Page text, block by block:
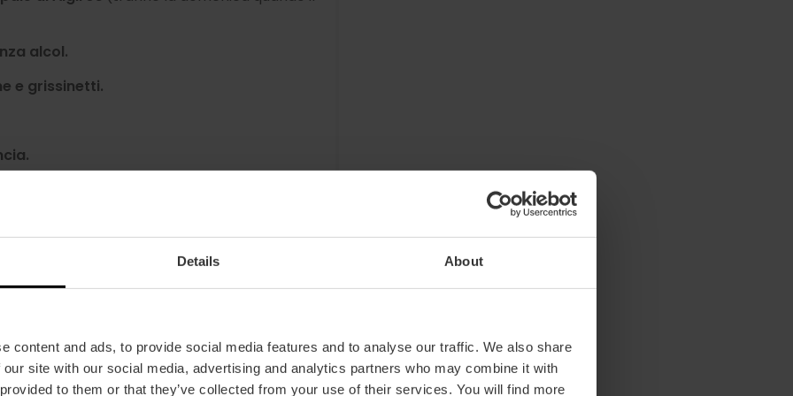
Details About
content and ads, to provide social media features and to analyse our traffic. We also share
site with our social media, advertising and analytics partners who may combine it with
to them or that they’ve collected from your use of their services. You will find more
alcol.
e grissinetti.
notificalo inviando una e-mail a
completato l'acquisto.
pasto.